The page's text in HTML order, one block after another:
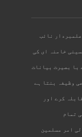
نائب
خامنہ ای کی
با بصیرت بیانات
وظیفہ بنتا ہے
کرے اور
تمام
امر مسلمین